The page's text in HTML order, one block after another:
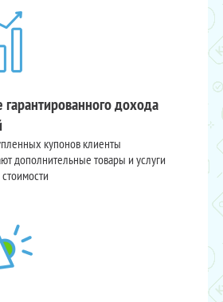
дохода
купонов клиенты
дополнительные товары и услуги